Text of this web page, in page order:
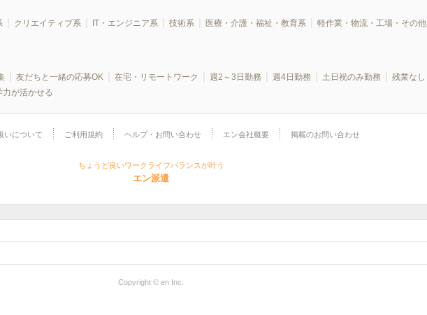
クリエイティブ系 IT・エンジニア系 技術系 医療・介護・福祉・教育系 軽作業・物流・工場・その他
友だちと一緒の応募OK 在宅・リモートワーク 週2～3日勤務 週4日勤務 土日祝のみ勤務
残業なし
力が活かせる
いについて ご利用規約 ヘルプ・お問い合わせ エン会社概要 掲載のお問い合わせ
ちょうど良いワークライフバランスが叶う
エン派遣
Copyright © en Inc.